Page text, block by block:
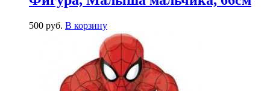
500 руб. В корзину